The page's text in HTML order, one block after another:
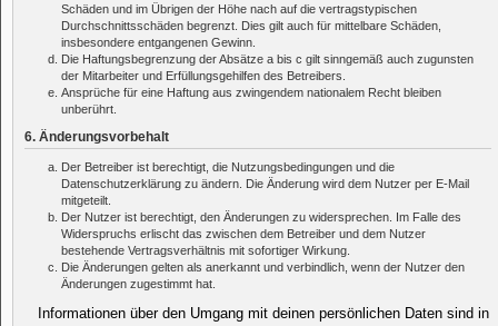
Schäden und im Übrigen der Höhe nach auf die vertragstypischen
Durchschnittsschäden begrenzt. Dies gilt auch für mittelbare Schäden,
insbesondere entgangenen Gewinn.
Die Haftungsbegrenzung der Absätze a bis c gilt sinngemäß auch zugunsten
der Mitarbeiter und Erfüllungsgehilfen des Betreibers.
Ansprüche für eine Haftung aus zwingendem nationalem Recht bleiben
unberührt.
6. Änderungsvorbehalt
Der Betreiber ist berechtigt, die Nutzungsbedingungen und die
Datenschutzerklärung zu ändern. Die Änderung wird dem Nutzer per E-Mail
mitgeteilt.
Der Nutzer ist berechtigt, den Änderungen zu widersprechen. Im Falle des
Widerspruchs erlischt das zwischen dem Betreiber und dem Nutzer
bestehende Vertragsverhältnis mit sofortiger Wirkung.
Die Änderungen gelten als anerkannt und verbindlich, wenn der Nutzer den
Änderungen zugestimmt hat.
Informationen über den Umgang mit deinen persönlichen Daten sind in